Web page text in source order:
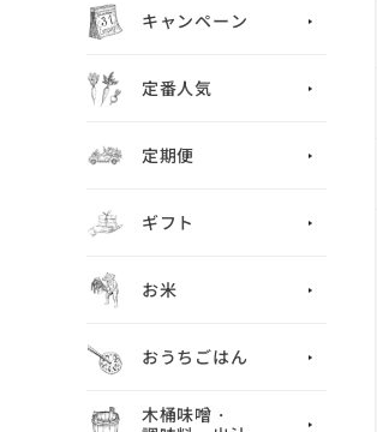
キャンペーン
定番人気
定期便
ギフト
お米
おうちごはん
木桶味噌・